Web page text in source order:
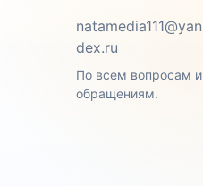
natamedia111@yan
dex.ru
По всем вопросам и
обращениям.